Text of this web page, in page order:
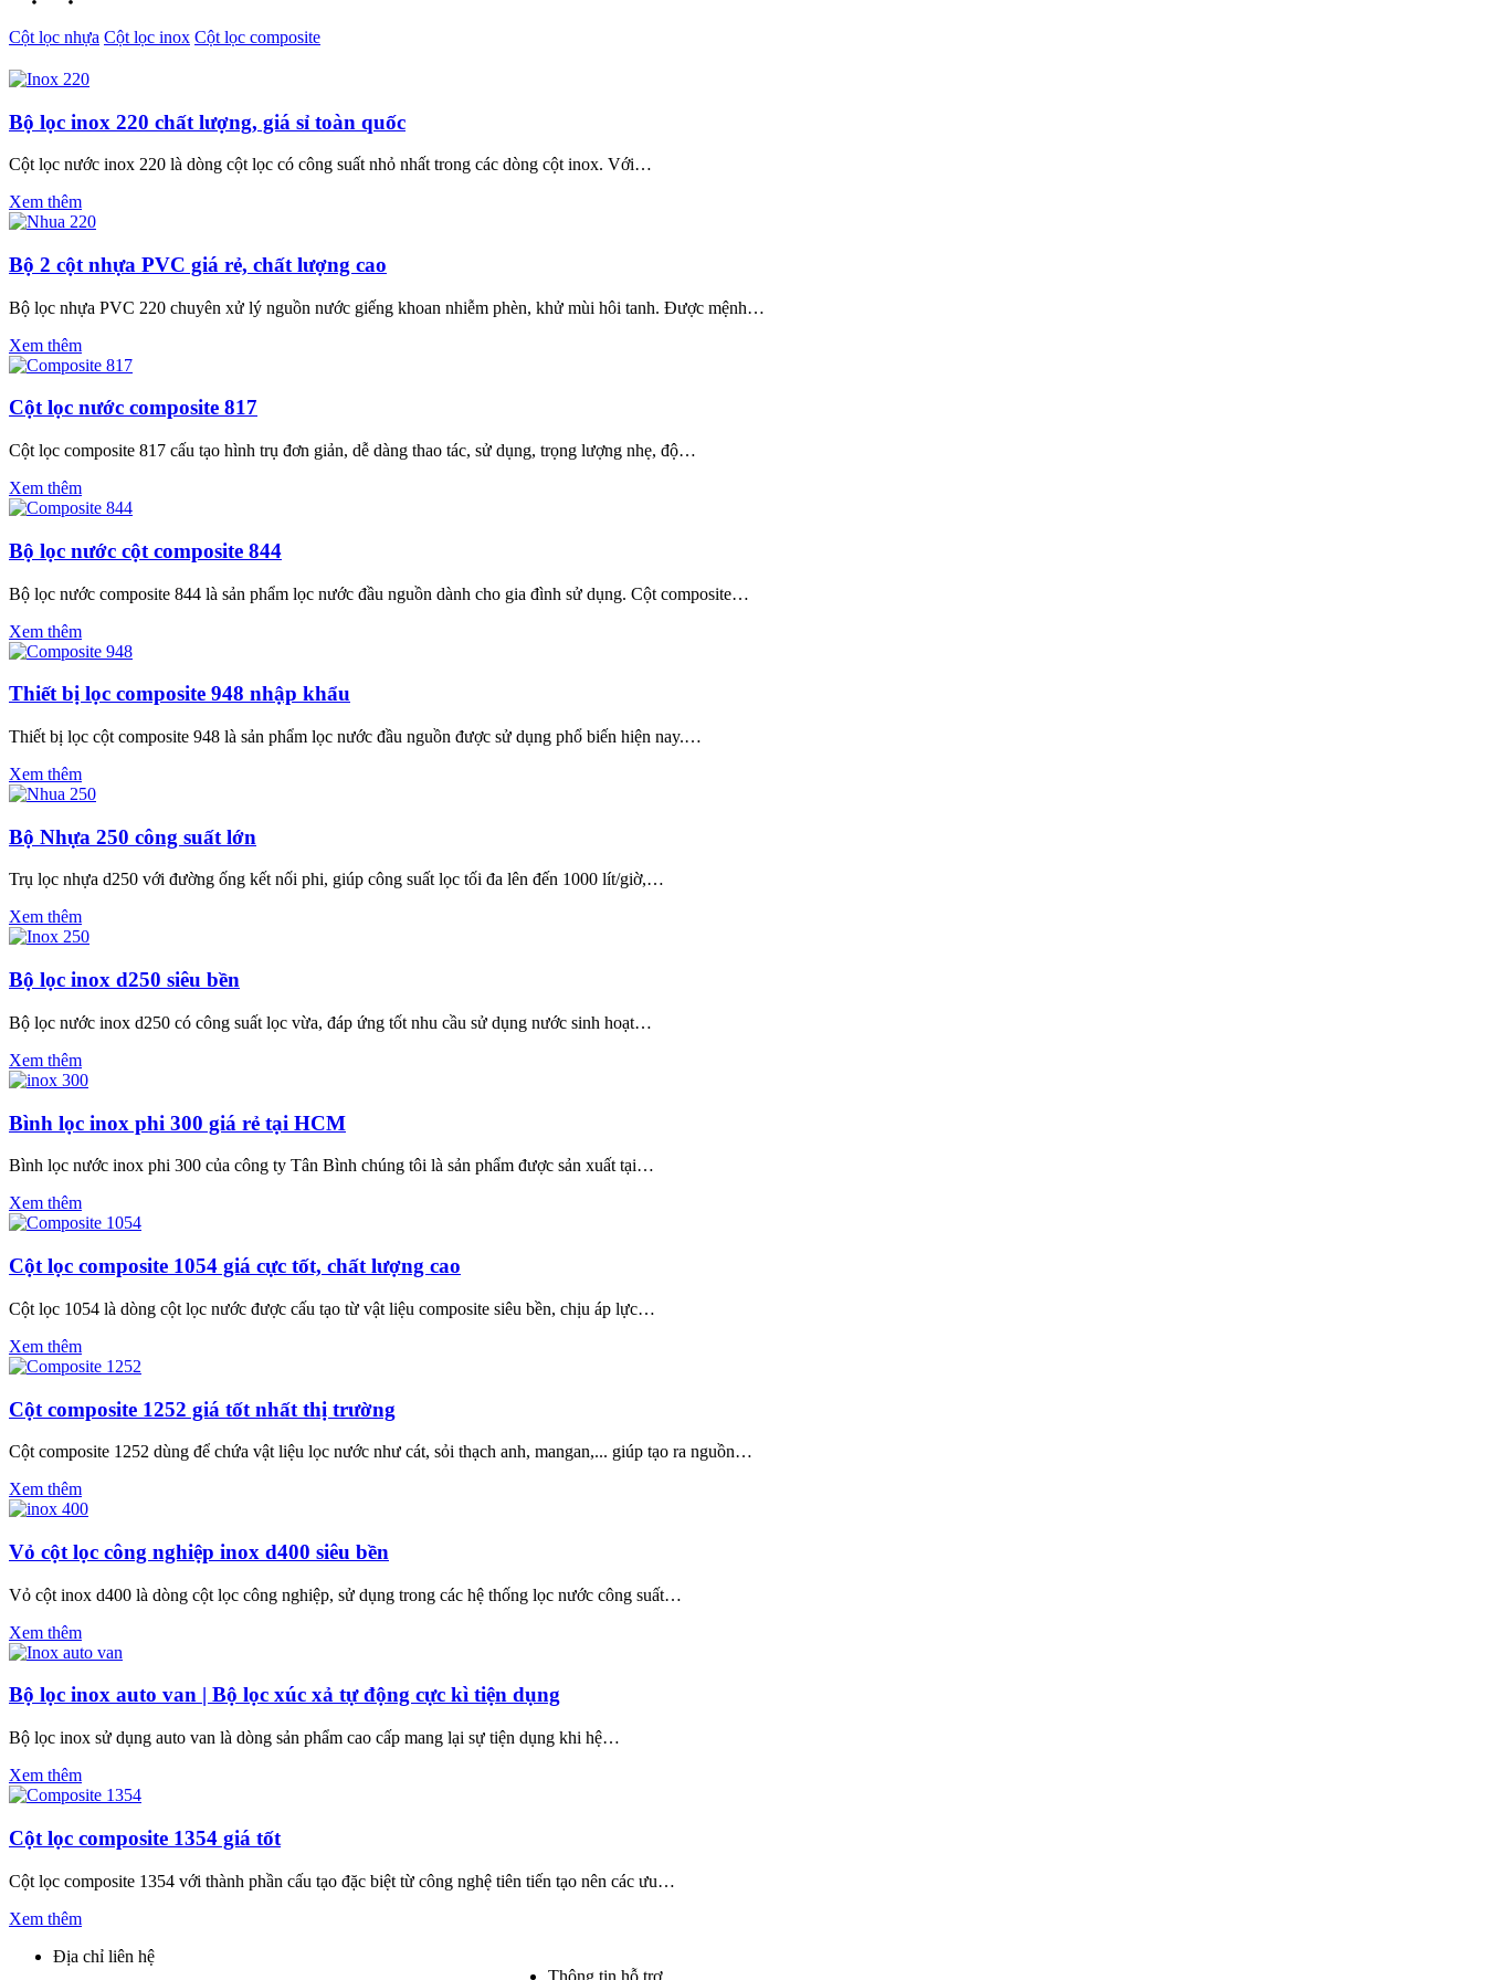
Cột lọc nhựa Cột lọc inox Cột lọc composite
Bộ lọc inox 220 chất lượng, giá sỉ toàn quốc
Cột lọc nước inox 220 là dòng cột lọc có công suất nhỏ nhất trong các dòng cột inox. Với…
Xem thêm
Bộ 2 cột nhựa PVC giá rẻ, chất lượng cao
Bộ lọc nhựa PVC 220 chuyên xử lý nguồn nước giếng khoan nhiễm phèn, khử mùi hôi tanh. Được mệnh…
Xem thêm
Cột lọc nước composite 817
Cột lọc composite 817 cấu tạo hình trụ đơn giản, dễ dàng thao tác, sử dụng, trọng lượng nhẹ, độ…
Xem thêm
Bộ lọc nước cột composite 844
Bộ lọc nước composite 844 là sản phẩm lọc nước đầu nguồn dành cho gia đình sử dụng. Cột composite…
Xem thêm
Thiết bị lọc composite 948 nhập khẩu
Thiết bị lọc cột composite 948 là sản phẩm lọc nước đầu nguồn được sử dụng phổ biến hiện nay.…
Xem thêm
Bộ Nhựa 250 công suất lớn
Trụ lọc nhựa d250 với đường ống kết nối phi, giúp công suất lọc tối đa lên đến 1000 lít/giờ,…
Xem thêm
Bộ lọc inox d250 siêu bền
Bộ lọc nước inox d250 có công suất lọc vừa, đáp ứng tốt nhu cầu sử dụng nước sinh hoạt…
Xem thêm
Bình lọc inox phi 300 giá rẻ tại HCM
Bình lọc nước inox phi 300 của công ty Tân Bình chúng tôi là sản phẩm được sản xuất tại…
Xem thêm
Cột lọc composite 1054 giá cực tốt, chất lượng cao
Cột lọc 1054 là dòng cột lọc nước được cấu tạo từ vật liệu composite siêu bền, chịu áp lực…
Xem thêm
Cột composite 1252 giá tốt nhất thị trường
Cột composite 1252 dùng để chứa vật liệu lọc nước như cát, sỏi thạch anh, mangan,... giúp tạo ra nguồn…
Xem thêm
Vỏ cột lọc công nghiệp inox d400 siêu bền
Vỏ cột inox d400 là dòng cột lọc công nghiệp, sử dụng trong các hệ thống lọc nước công suất…
Xem thêm
Bộ lọc inox auto van | Bộ lọc xúc xả tự động cực kì tiện dụng
Bộ lọc inox sử dụng auto van là dòng sản phẩm cao cấp mang lại sự tiện dụng khi hệ…
Xem thêm
Cột lọc composite 1354 giá tốt
Cột lọc composite 1354 với thành phần cấu tạo đặc biệt từ công nghệ tiên tiến tạo nên các ưu…
Xem thêm
Địa chỉ liên hệ
Thông tin hỗ trợ